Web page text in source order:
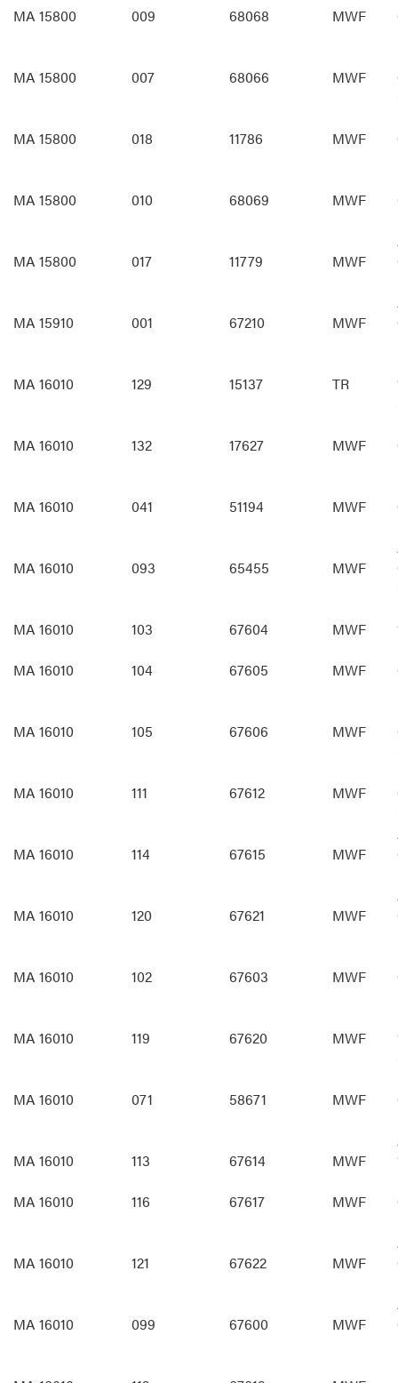
MA 15800
009 68068 MWF
MA 15800
007 68066 MWF
MA 15800
018 11786 MWF
MA 15800
010 68069 MWF
MA 15800
017 11779 MWF
MA 15910
001 67210 MWF
MA 16010
129 15137 TR
MA 16010
132 17627 MWF
MA 16010
041 51194 MWF
MA 16010
093 65455 MWF
MA 16010
103 67604 MWF
MA 16010
104 67605 MWF
MA 16010
105 67606 MWF
MA 16010
111 67612 MWF
MA 16010
114 67615 MWF
MA 16010
120 67621 MWF
MA 16010
102 67603 MWF
MA 16010
119 67620 MWF
MA 16010
071 58671 MWF
MA 16010
113 67614 MWF
MA 16010
116 67617 MWF
MA 16010
121 67622 MWF
MA 16010
099 67600 MWF